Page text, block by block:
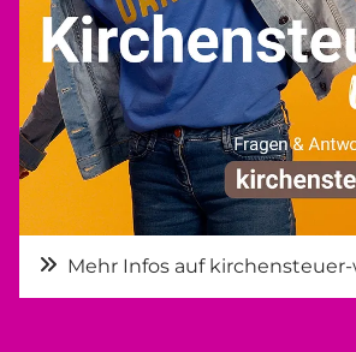
Mehr Infos auf